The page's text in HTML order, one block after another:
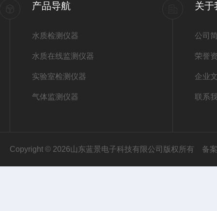
产品导航
水质检测仪器
水质在线监测仪器
实验室检测仪器
气体监测仪器
关于
公司
荣誉
企业
联系
Copyright © 2026山东蓝景电子科技有限公司版权所有 备